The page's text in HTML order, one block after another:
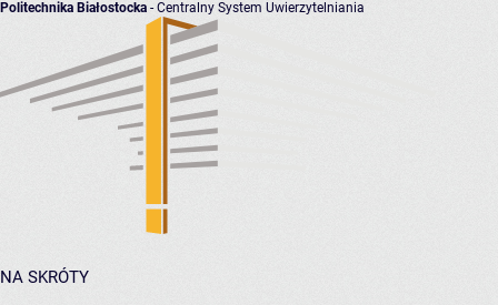
Politechnika Białostocka - Centralny System Uwierzytelniania
NA SKRÓTY